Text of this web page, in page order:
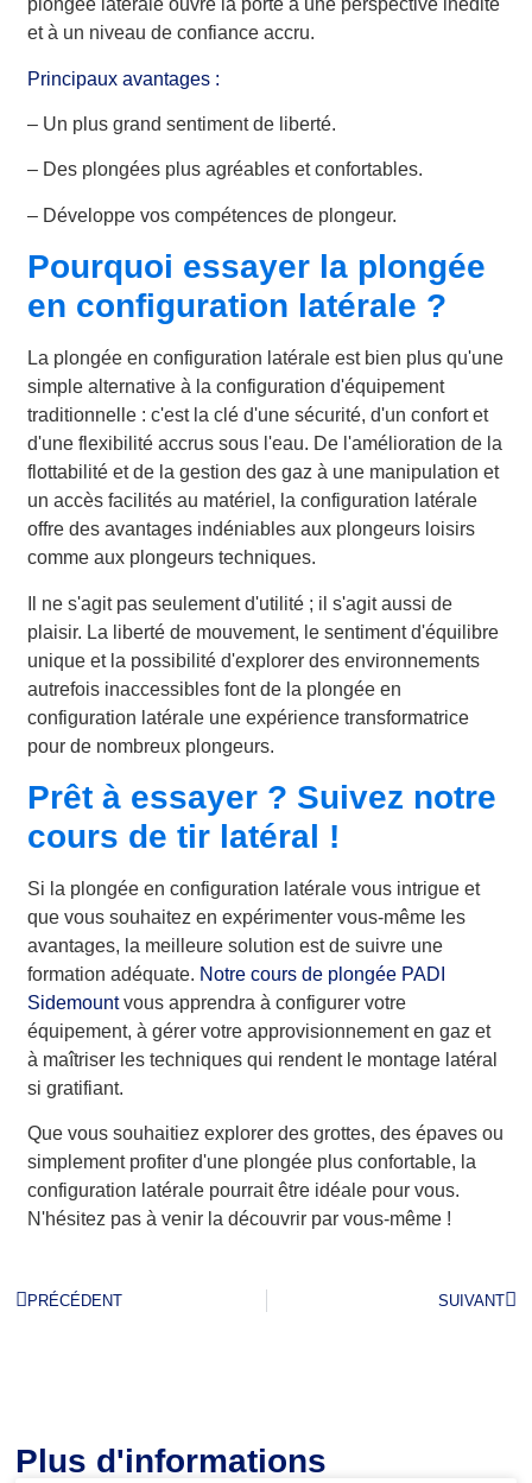
plongée latérale ouvre la porte à une perspective inédite
et à un niveau de confiance accru.
Principaux avantages :
– Un plus grand sentiment de liberté.
– Des plongées plus agréables et confortables.
– Développe vos compétences de plongeur.
Pourquoi essayer la plongée
en configuration latérale ?
La plongée en configuration latérale est bien plus qu'une
simple alternative à la configuration d'équipement
traditionnelle : c'est la clé d'une sécurité, d'un confort et
d'une flexibilité accrus sous l'eau. De l'amélioration de la
flottabilité et de la gestion des gaz à une manipulation et
un accès facilités au matériel, la configuration latérale
offre des avantages indéniables aux plongeurs loisirs
comme aux plongeurs techniques.
Il ne s'agit pas seulement d'utilité ; il s'agit aussi de
plaisir. La liberté de mouvement, le sentiment d'équilibre
unique et la possibilité d'explorer des environnements
autrefois inaccessibles font de la plongée en
configuration latérale une expérience transformatrice
pour de nombreux plongeurs.
Prêt à essayer ? Suivez notre
cours de tir latéral !
Si la plongée en configuration latérale vous intrigue et
que vous souhaitez en expérimenter vous-même les
avantages, la meilleure solution est de suivre une
formation adéquate. Notre cours de plongée PADI
Sidemountvous apprendra à configurer votre
équipement, à gérer votre approvisionnement en gaz et
à maîtriser les techniques qui rendent le montage latéral
si gratifiant.
Que vous souhaitiez explorer des grottes, des épaves ou
simplement profiter d'une plongée plus confortable, la
configuration latérale pourrait être idéale pour vous.
N'hésitez pas à venir la découvrir par vous-même !
PRÉCÉDENT SUIVANT
Plus d'informations